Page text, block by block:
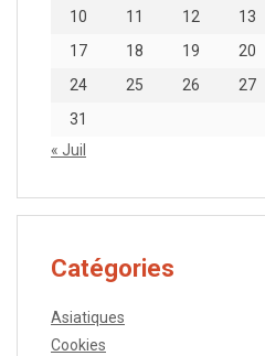
10
11 12 13
17
18 19 20
24
25 26 27
31
« Juil
Catégories
Asiatiques
Cookies